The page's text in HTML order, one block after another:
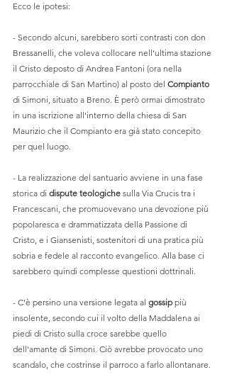
Ecco le ipotesi:
- Secondo alcuni, sarebbero sorti contrasti con don
Bressanelli, che voleva collocare nell'ultima stazione
il Cristo deposto di Andrea Fantoni (ora nella
parrocchiale di San Martino) al posto del Compianto
di Simoni, situato a Breno. È però ormai dimostrato
in una iscrizione all'interno della chiesa di San
Maurizio che il Compianto era già stato concepito
per quel luogo.
- La realizzazione del santuario avviene in una fase
storica di dispute teologiche sulla Via Crucis tra i
Francescani, che promuovevano una devozione più
popolaresca e drammatizzata della Passione di
Cristo, e i Giansenisti, sostenitori di una pratica più
sobria e fedele al racconto evangelico. Alla base ci
sarebbero quindi complesse questioni dottrinali.
- C'è persino una versione legata al gossip più
insolente, secondo cui il volto della Maddalena ai
piedi di Cristo sulla croce sarebbe quello
dell'amante di Simoni. Ciò avrebbe provocato uno
scandalo, che costrinse il parroco a farlo allontanare.